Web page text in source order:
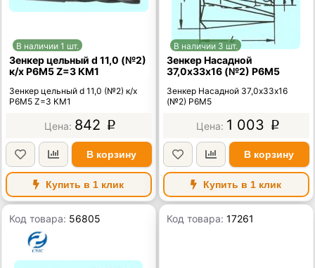
В наличии 1 шт.
Зенкер цельный d 11,0 (№2)
к/х Р6М5 Z=3 КМ1
Зенкер цельный d 11,0 (№2) к/х
Р6М5 Z=3 КМ1
842 p
В корзину
Купить в 1 клик
В наличии 3 шт.
Зенкер Насадной
37,0х33х16 (№2) Р6М5
Зенкер Насадной 37,0х33х16
(№2) Р6М5
1 003 p
В корзину
Купить в 1 клик
Код товара: 56805 Код товара:17261